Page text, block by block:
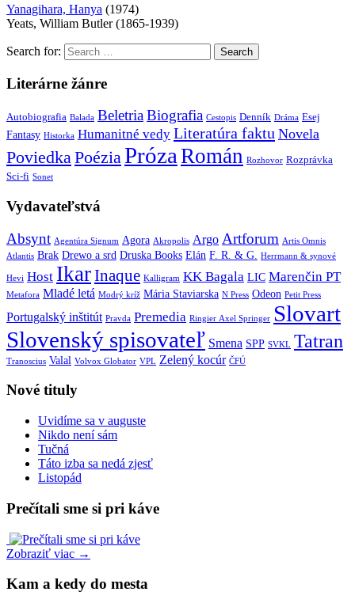
Yanagihara, Hanya (1974)
Yeats, William Butler (1865-1939)
Search for:
Literárne žánre
Autobiografia Balada BeletriaBiografia Cestopis Denník Dráma Esej
Fantasy Historka Humanitné vedy Literatúra faktu Novela
PoviedkaPoéziaPróza Román Rozhovor Rozprávka
Sci-fi Sonet
Vydavateľstvá
Absynt Agentúra Signum Agora Akropolis Argo Artforum Artis Omnis
Atlantis Brak Drewo a srd Druska Books Elán F. R. & G. Herrmann & synové
Hevi Host IkarInaque Kalligram KK Bagala LIC Marenčin PT
Metafora Mladé letá Modrý kríž Mária Staviarska N Press Odeon Petit Press
Portugalský inštitút Pravda Premedia Ringier Axel Springer Slovart
Slovenský spisovateľ Smena SPP SVKL Tatran
Tranoscius Valal Volvox Globator VPL Zelený kocúr ČFÚ
Nové tituly
Uvidíme sa v auguste
Nikdo není sám
Tučná
Táto izba sa nedá zjesť
Listopád
Prečítali sme si pri káve
Zobraziť viac →
Kam a kedy do mesta